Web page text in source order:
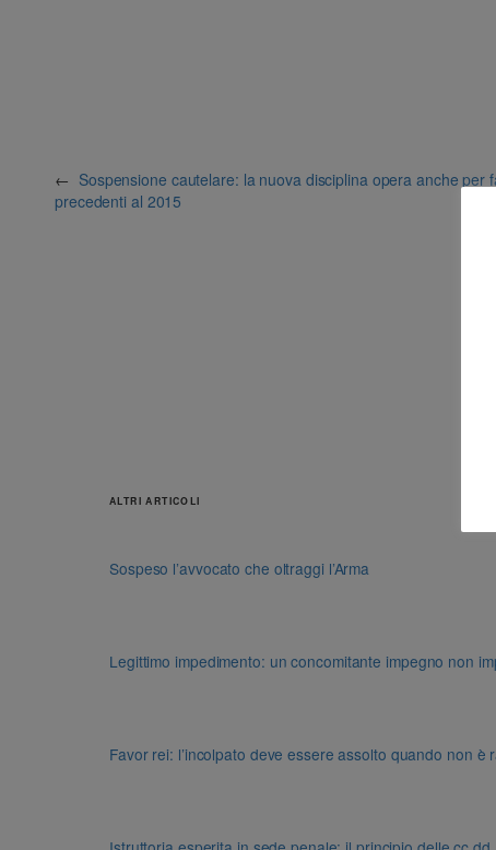
← Sospensione cautelare: la nuova disciplina opera anche per
precedenti al 2015
ALTRI ARTICOLI
Sospeso l’avvocato che oltraggi l’Arma
Legittimo impedimento: un concomitante impegno non
Favor rei: l’incolpato deve essere assolto quando non